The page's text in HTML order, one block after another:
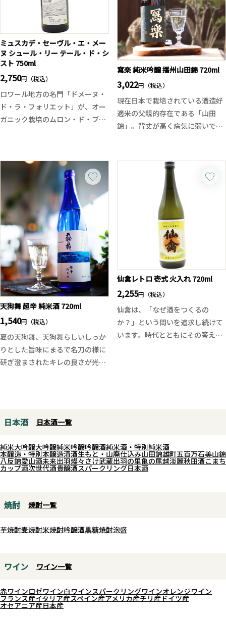
ダレない綺麗な酒質。チャーミン
グな印象もある香味バランスに爽
やかな余韻。多良岳の水の素晴ら
しさを感じる季節酒です。
ミュスカデ・セーヴル・エ・メー
ヌ シュール・リー テール・ド・シ
スト 750ml
2,750円（税込）
ロワール地方の名門「ドメーヌ・
ド・ラ・フォリエット」が、オー
ガニック栽培のムロン・ド・ブル
に、ほのかなスモーキーなニュア
ンス。口に含むと、透明感あふれ
る酸と豊かなミネラル、シュー
ル・リー由来のやさしい丸みが広
がります。爽やかさの中にも程よ
い厚みがあり、長く続く余韻が心
地よい辛口白ワインです。
魚介料理との相性は抜群で、素材
の旨みを引き立てる食中酒として
高い完成度を誇る一本。オーガニ
ックならではの自然な味わいも魅
力です。
寫楽 純米吟醸 播州山田錦 720ml
3,022円（税込）
現在日本で栽培されている酒造好
適米の父親的存在である「山田
錦」。背丈が高く病気に弱いです
生酒バージョンが発売されました
が、この時期に一回火入れで発売
される純米吟醸はフルーティーな
山田錦の旨味と甘味が口に含んだ
瞬間一気に広がり、上品な吟醸
香、寫楽らしく食事との相性も良
いきめ細やかな高品質の純米吟醸
※お一人様一回のご注文につき1
本のみの販売となっております。
また、1.8Lサイズと720mlサイズ
一回のご注文につきどちらか一本
とさせていただきます、ご了承く
ださい。
天狗舞 超辛 純米酒 720ml
1,540円（税込）
夏の天狗舞、天狗舞らしいしっか
りとした旨味にまるで名刀の様に
研ぎ澄まされたキレの良さが光る
す。
ゆっくり楽しみたいときは氷を浮
かべてロックにしてもお勧めで
ピッタリの味わいです。
仙禽レトロ 壱式 火入れ 720ml
2,255円（税込）
仙禽は、「なぜ酒をつくるの
か？」という問いを追求し続けて
います。時代とともにその答えは
年から「ドメーヌ化」を進め、自
社で米の栽培から酒造りまでを一
貫して行う取り組みを行っていま
料を使わないオーガニック栽培
や、在来品種「亀の尾」の保存に
された酒造りの技術、特に生もと
造りを現代に復活させることが
日本酒 日本酒一覧
純米大吟醸大吟醸純米吟醸吟醸酒純米酒・特別純米酒
本醸造・特別本醸造清酒生もと・山廃仕込み山田錦雄町五百万石美山錦
八反錦愛山酒未来出羽燦々さけ武蔵出羽の里亀の尾越淡麗秋田酒こまち
カップ酒次世代酒貴醸酒スパークリング日本酒
焼酎 焼酎一覧
芋焼酎麦焼酎米焼酎吟醸酒黒糖焼酎泡盛
ワイン ワイン一覧
赤ワインロゼワイン白ワインスパークリングワインオレンジワイン
フランス産イタリア産スペイン産アメリカ産チリ産ドイツ産
オセアニア産日本産